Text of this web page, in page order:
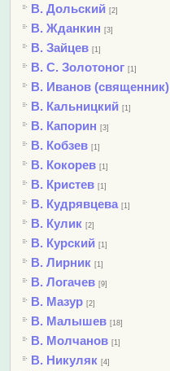
В. Дольский [2]
В. Жданкин [3]
В. Зайцев [1]
В. С. Золотоног [1]
В. Иванов (священник)
В. Кальницкий [1]
В. Капорин [3]
В. Кобзев [1]
В. Кокорев [1]
В. Кристев [1]
В. Кудрявцева [1]
В. Кулик [2]
В. Курский [1]
В. Лирник [1]
В. Логачев [9]
В. Мазур [2]
В. Малышев [18]
В. Молчанов [1]
В. Никуляк [4]